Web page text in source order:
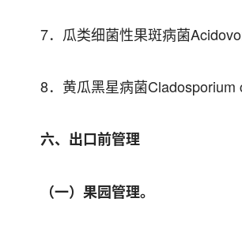
7．瓜类细菌性果斑病菌
8．黄瓜黑星病菌Cladosporium
六、出口前管理
（一）果园管理。